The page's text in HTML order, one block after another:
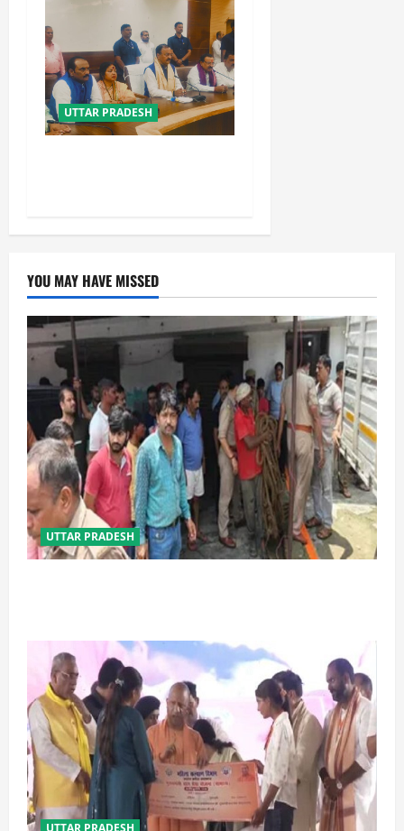
UTTAR PRADESH
YOU MAY HAVE MISSED
UTTAR PRADESH